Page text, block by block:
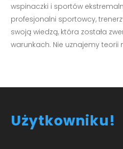
wspinaczki i sportów
profesjonalni sportowcy,
swoją wiedzą, która została
warunkach. Nie uznajemy
Użytkowniku!